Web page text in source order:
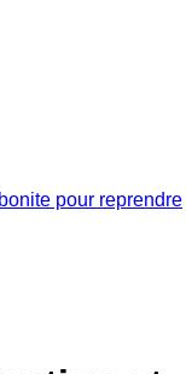
pour reprendre